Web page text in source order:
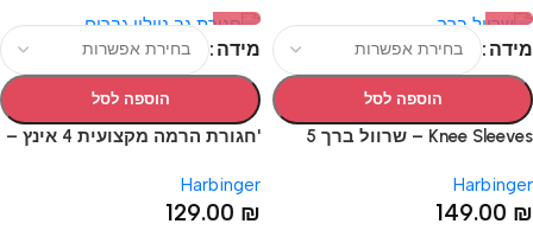
מידה
הוספה לסל
Knee Sleeves – שרוול ברך 5
Harbinger
149.00 ₪
מידה
הוספה לסל
'חגורת הרמה מקצועית 4 אינץ –
BELT
Harbinger
129.00 ₪